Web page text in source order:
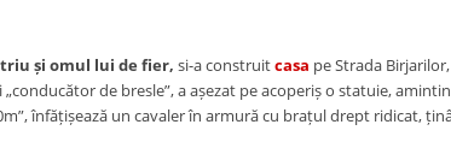
și omul lui de fier, si-a construitcasa pe Strada
de bresle”, a așezat pe acoperiș o statuie,
înfățișează un cavaler în armură cu brațul drept ridicat,